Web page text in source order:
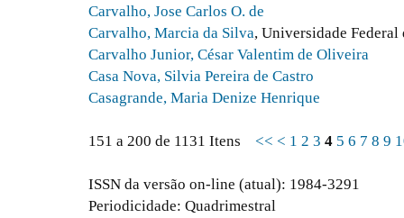
Carvalho, Jose Carlos O. de
Carvalho, Marcia da Silva, Universidade Federal
Carvalho Junior, César Valentim de Oliveira
Casa Nova, Silvia Pereira de Castro
Casagrande, Maria Denize Henrique
151 a 200 de 1131 Itens << < 1 2 3 4 5 6 7 8 9
ISSN da versão on-line (atual): 1984-3291
Periodicidade: Quadrimestral